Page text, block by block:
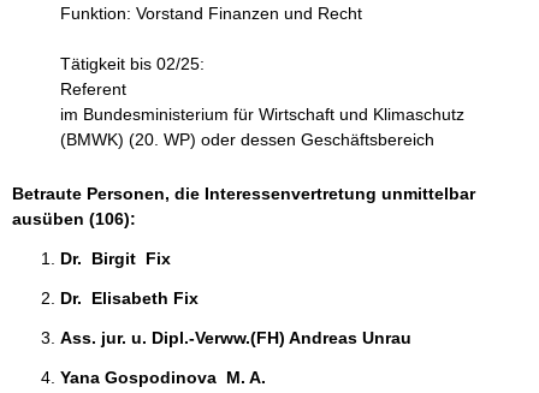
Funktion: Vorstand Finanzen und Recht
Tätigkeit bis 02/25:
Referent
im Bundesministerium für Wirtschaft und Klimaschutz
(BMWK) (20. WP) oder dessen Geschäftsbereich
Betraute Personen, die Interessenvertretung unmittelbar
ausüben (106):
Dr.  Birgit  Fix
Dr.  Elisabeth Fix
Ass. jur. u. Dipl.-Verww.(FH) Andreas Unrau
Yana Gospodinova  M. A.